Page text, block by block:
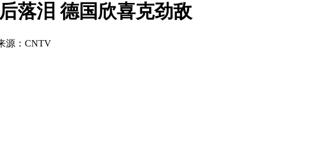
落泪 德国欣喜克劲敌
源：CNTV